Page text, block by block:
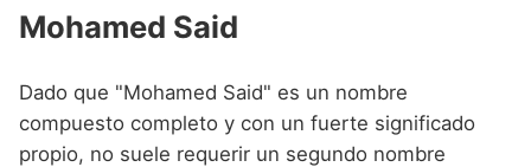
Mohamed Said
Dado que "Mohamed Said" es un nombre
compuesto completo y con un fuerte significado
propio, no suele requerir un segundo nombre